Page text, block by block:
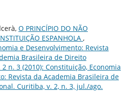
O PRINCÍPIO DO NÃO
ESPANHOLA ,
e Desenvolvimento: Revista
Brasileira de Direito
n. 3 (2010): Constituição, Economia
Revista da Academia Brasileira de
Curitiba, v. 2, n. 3, jul./ago.